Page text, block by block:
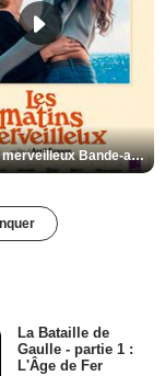
Les Matins merveilleux Bande-annonce VF
La Bataille de
Gaulle - partie 1 :
L'Âge de Fer